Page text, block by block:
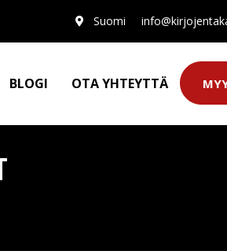
Suomi
BLOGI OTA YHTEYTTÄ